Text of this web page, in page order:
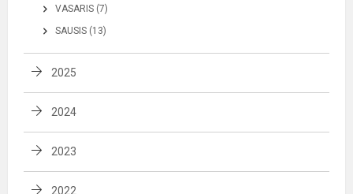
VASARIS (7)
SAUSIS (13)
2025
2024
2023
2022